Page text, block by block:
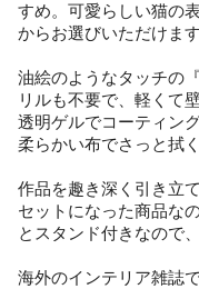
すめ。可愛らしい猫の
からお選びいただけます
油絵のようなタッチの
リルも不要で、軽くて
透明ゲルでコーティン
柔らかい布でさっと拭
作品を趣き深く引き立
セットになった商品な
とスタンド付きなので
海外のインテリア雑誌